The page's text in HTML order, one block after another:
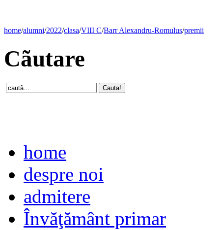
home/alumni/2022/clasa/VIII C/Barr Alexandru-Romulus/premii
Cãutare
home
despre noi
admitere
Învăţământ primar